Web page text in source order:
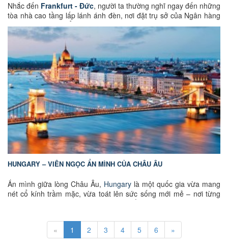
Nhắc đến Frankfurt - Đức, người ta thường nghĩ ngay đến những
tòa nhà cao tầng lấp lánh ánh đèn, nơi đặt trụ sở của Ngân hàng
Trung ương Châu Âu và các tập đoàn tài chính toàn cầu. Nhưng
Frankfurt không chỉ có vậy, ẩn sau lớp áo hiện đại đó là một
thành phố giàu văn hóa, lịch sử và nghệ thuật, nơi bạn có thể vừa
chiêm ngưỡng kiến trúc tài chính đỉnh cao, vừa nhâm nhi cà phê
bên dòng sông Main thơ mộng. Frankfurt là sự giao thoa hoàn
hảo giữa nhịp sống kinh tế hiện đại và phong cách sống thanh
lịch kiểu Châu Âu, khiến nơi đây không chỉ hấp dẫn giới doanh
nhân, mà còn là điểm đến lý tưởng cho du khách yêu thích khám
phá những điều mới mẻ và tinh tế. Hãy cùngGoEuGo Việt Nam
khám phá Frankfurt, nơi bạn sẽ tìm thấy một nước Đức rất khác
ngay trong từng góc phố!
HUNGARY – VIÊN NGỌC ẨN MÌNH CỦA CHÂU ÂU
Ẩn mình giữa lòng Châu Âu, Hungary là một quốc gia vừa mang
nét cổ kính trầm mặc, vừa toát lên sức sống mới mẻ – nơi từng
Hungary chinh phục bạn bằng vẻ đẹp tinh tế: những lâu đài soi
bóng bên dòng Danube thơ mộng, hồ Balaton rộng lớn như biển
« 1 2 3 4 5 6 »